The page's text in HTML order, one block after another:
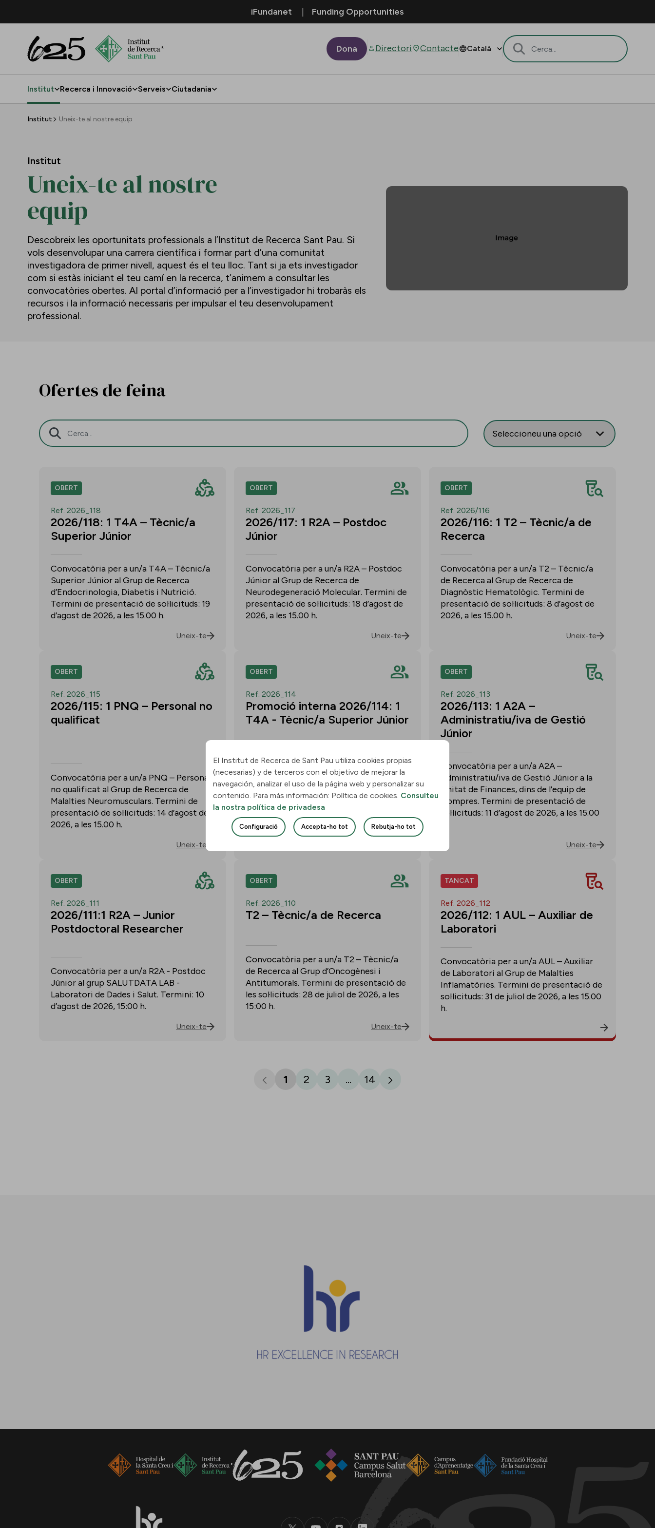
iFundanet Funding Opportunities
Dona Directori Contacte
Institut Recerca i Innovació Serveis Ciutadania
Institut Uneix-te al nostre equip
Institut
Uneix-te al nostre
equip
Descobreix les oportunitats professionals a l’Institut de Recerca Sant Pau. Si
vols desenvolupar una carrera científica i formar part d’una comunitat
investigadora de primer nivell, aquest és el teu lloc. Tant si ja ets investigador
com si estàs iniciant el teu camí en la recerca, t’animem a consultar les
convocatòries obertes. Al portal d’informació per a l’investigador hi trobaràs els
recursos i la informació necessaris per impulsar el teu desenvolupament
professional.
Ofertes de feina
Barra de cerca
OBERT
Ref. 2026_118
2026/118: 1 T4A – Tècnic/a
Superior Júnior
Convocatòria per a un/a T4A – Tècnic/a
Superior Júnior al Grup de Recerca
d’Endocrinologia, Diabetis i Nutrició.
Termini de presentació de sol·licituds: 19
d’agost de 2026, a les 15.00 h.
Uneix-te
OBERT
Ref. 2026_117
2026/117: 1 R2A – Postdoc
Júnior
Convocatòria per a un/a R2A – Postdoc
Júnior al Grup de Recerca de
Neurodegeneració Molecular. Termini de
presentació de sol·licituds: 18 d’agost de
2026, a les 15.00 h.
Uneix-te
OBERT
Ref. 2026/116
2026/116: 1 T2 – Tècnic/a de
Recerca
Convocatòria per a un/a T2 – Tècnic/a
de Recerca al Grup de Recerca de
Diagnòstic Hematològic. Termini de
presentació de sol·licituds: 8 d’agost de
2026, a les 15.00 h.
Uneix-te
OBERT
Ref. 2026_115
2026/115: 1 PNQ – Personal no
qualificat
Convocatòria per a un/a PNQ – Personal
no qualificat al Grup de Recerca de
Malalties Neuromusculars. Termini de
presentació de sol·licituds: 14 d’agost de
2026, a les 15.00 h.
Uneix-te
OBERT
Ref. 2026_114
Promoció interna 2026/114: 1
T4A - Tècnic/a Superior Júnior
Convocatòria per a un/a T4A - Tècnic/a
Superior Júnior al grup Neurobiologia de
les Demències - Multilingual Aphasia &
Dementia Research Lab. Termini: 11
d’agost de 2026, 15.00 h.
OBERT
Ref. 2026_113
2026/113: 1 A2A –
Administratiu/iva de Gestió
Júnior
Convocatòria per a un/a A2A –
Administratiu/iva de Gestió Júnior a la
Unitat de Finances, dins de l’equip de
Compres. Termini de presentació de
sol·licituds: 11 d’agost de 2026, a les 15.00
Uneix-te
OBERT
Ref. 2026_111
2026/111:1 R2A – Junior
Postdoctoral Researcher
Convocatòria per a un/a R2A - Postdoc
Júnior al grup SALUTDATA LAB -
Laboratori de Dades i Salut. Termini: 10
d’agost de 2026, 15:00 h.
Uneix-te
OBERT
Ref. 2026_110
T2 – Tècnic/a de Recerca
Convocatòria per a un/a T2 – Tècnic/a
de Recerca al Grup d’Oncogènesi i
Antitumorals. Termini de presentació de
les sol·licituds: 28 de juliol de 2026, a les
15:00 h.
Uneix-te
TANCAT
Ref. 2026_112
2026/112: 1 AUL – Auxiliar de
Laboratori
Convocatòria per a un/a AUL – Auxiliar
de Laboratori al Grup de Malalties
Inflamatòries. Termini de presentació de
sol·licituds: 31 de juliol de 2026, a les 15.00
h.
1 2 3 ... 14
El Institut de Recerca de Sant Pau utiliza cookies propias
(necesarias) y de terceros con el objetivo de mejorar la
navegación, analizar el uso de la página web y personalizar su
contenido. Para más información: Política de cookies. Consulteu
la nostra política de privadesa
Configuració Accepta-ho tot Rebutja-ho tot